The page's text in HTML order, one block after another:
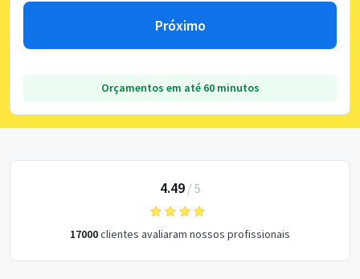
Próximo
Orçamentos em até 60 minutos
4.49/ 5
17000clientes avaliaram nossos profissionais